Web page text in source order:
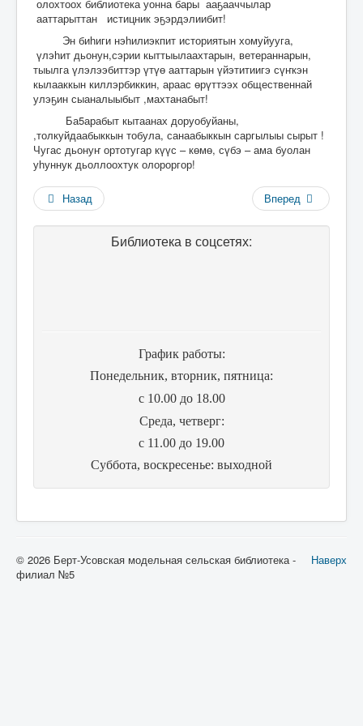
олохтоох библиотека уонна бары ааҕааччылар
ааттарыттан истицник эҕэрдэлиибит!
Эн биһиги нэһилиэкпит историятын хомуйууга,
үлэһит дьонун,сэрии кыттыылаахтарын, ветераннарын,
тыылга үлэлээбиттэр үтүө ааттарын үйэтитиигэ сүҥкэн
кылааккын киллэрбиккин, араас өрүттээх общественнай
улэҕин сыаналыыбыт ,махтанабыт!
Ба5арабыт кытаанах доруобуйаны,
,толкуйдаабыккын тобула, санаабыккын саргылыы сырыт !
Чугас дьонуҥ ортотугар күүс – көмө, сүбэ – ама буолан
уһуннук дьоллоохтук олороргор!
Назад Вперед
Библиотека в соцсетях:
График работы:
Понедельник, вторник, пятница:
с 10.00 до 18.00
Cреда, четверг:
с 11.00 до 19.00
Суббота, воскресенье: выходной
Наверх
© 2026 Берт-Усовская модельная сельская библиотека -
филиал №5